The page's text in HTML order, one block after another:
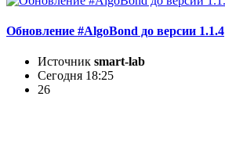
Обновление #AlgoBond до версии 1.1.4
Источник smart-lab
Сегодня 18:25
26